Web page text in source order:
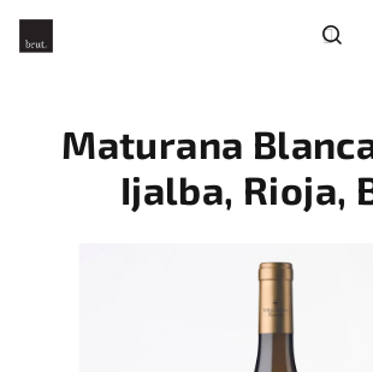
obsah
Maturana
Ijalba, Rioja,